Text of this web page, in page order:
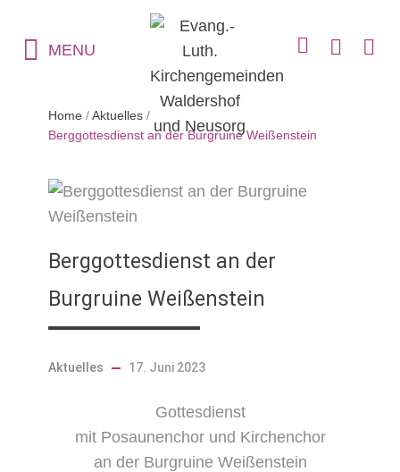
MENU
Home / Aktuelles /
Berggottesdienst an der Burgruine Weißenstein
Berggottesdienst an der
Burgruine Weißenstein
Aktuelles 17. Juni 2023
Gottesdienst
mit Posaunenchor und Kirchenchor
an der Burgruine Weißenstein